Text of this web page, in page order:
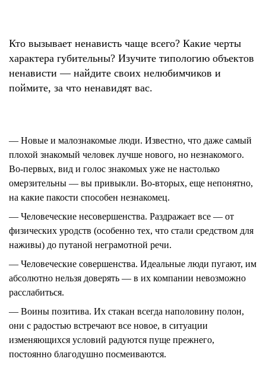
Кто вызывает ненависть чаще всего? Какие черты
характера губительны? Изучите типологию объектов
ненависти — найдите своих нелюбимчиков и
поймите, за что ненавидят вас.
— Новые и малознакомые люди. Известно, что даже самый
плохой знакомый человек лучше нового, но незнакомого.
Во-первых, вид и голос знакомых уже не настолько
омерзительны — вы привыкли. Во-вторых, еще непонятно,
на какие пакости способен незнакомец.
— Человеческие несовершенства. Раздражает все — от
физических уродств (особенно тех, что стали средством для
наживы) до путаной неграмотной речи.
— Человеческие совершенства. Идеальные люди пугают, им
абсолютно нельзя доверять — в их компании невозможно
расслабиться.
— Воины позитива. Их стакан всегда наполовину полон,
они с радостью встречают все новое, в ситуации
изменяющихся условий радуются пуще прежнего,
постоянно благодушно посмеиваются.